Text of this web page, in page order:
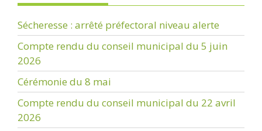
Sécheresse : arrêté préfectoral niveau alerte
Compte rendu du conseil municipal du 5 juin
2026
Cérémonie du 8 mai
Compte rendu du conseil municipal du 22 avril
2026